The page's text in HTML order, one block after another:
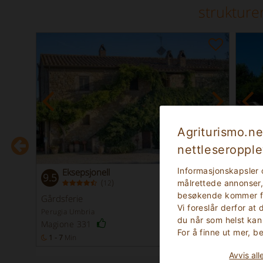
målrettede
besøkende kommer
Vi foreslår derfor at
du når som helst
For å finne ut mer,
Avvis
9.5 Eksepsjonell
( 12 )
Gårdsferie
Perugia Umbria
Magione 331
1 - 7 Min Sengeplasser
New
Citta'
2 - 3